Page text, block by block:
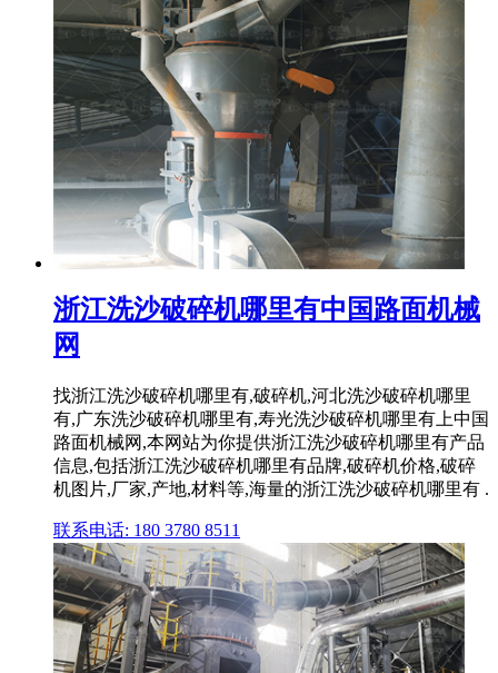
浙江洗沙破碎机哪里有中国路面机械
网
找浙江洗沙破碎机哪里有,破碎机,河北洗沙破碎机哪里
有,广东洗沙破碎机哪里有,寿光洗沙破碎机哪里有上中国
路面机械网,本网站为你提供浙江洗沙破碎机哪里有产品
信息,包括浙江洗沙破碎机哪里有品牌,破碎机价格,破碎
机图片,厂家,产地,材料等,海量的浙江洗沙破碎机哪里有 .
联系电话: 180 3780 8511